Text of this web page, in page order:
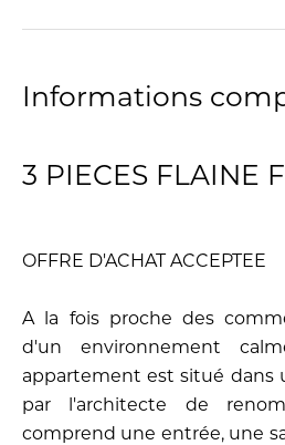
Informations
3 PIECES FLAINE
OFFRE D'ACHAT ACCEPTEE
A la fois proche des
d'un environnement
appartement est situé dans
par l'architecte de
comprend une entrée, une